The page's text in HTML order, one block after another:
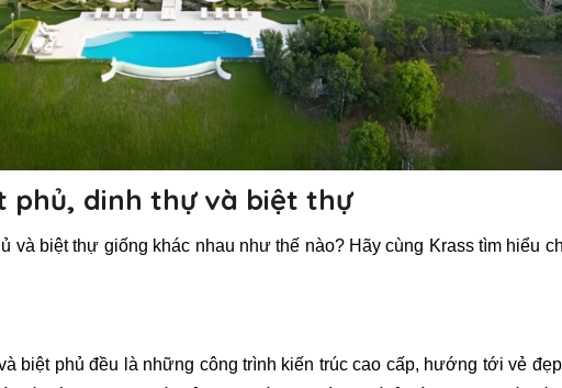
phủ, dinh thự và biệt thự
và biệt thự giống khác nhau như thế nào? Hãy cùng Krass tìm hiểu
biệt phủ đều là những công trình kiến trúc cao cấp, hướng tới vẻ